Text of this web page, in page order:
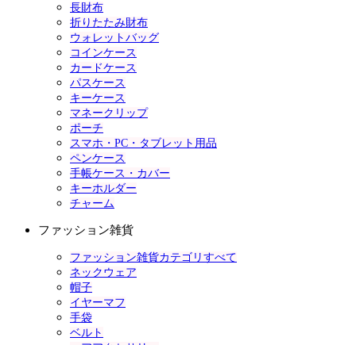
長財布
折りたたみ財布
ウォレットバッグ
コインケース
カードケース
パスケース
キーケース
マネークリップ
ポーチ
スマホ・PC・タブレット用品
ペンケース
手帳ケース・カバー
キーホルダー
チャーム
ファッション雑貨
ファッション雑貨カテゴリすべて
ネックウェア
帽子
イヤーマフ
手袋
ベルト